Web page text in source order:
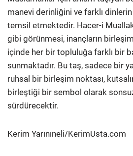
manevi derinliğini ve farklı dinlerin
temsil etmektedir. Hacer-i
gibi görünmesi, inançların
içinde her bir topluluğa farklı bir
sunmaktadır. Bu taş, sadece bir
ruhsal bir birleşim noktası,
birleştiği bir sembol olarak
sürdürecektir.
Kerim Yarınıneli/KerimUsta.com